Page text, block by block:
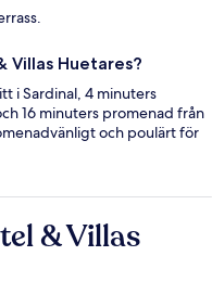
Villas Huetares?
i Sardinal, 4 minuters
16 minuters promenad från
och poulärt för
& Villas